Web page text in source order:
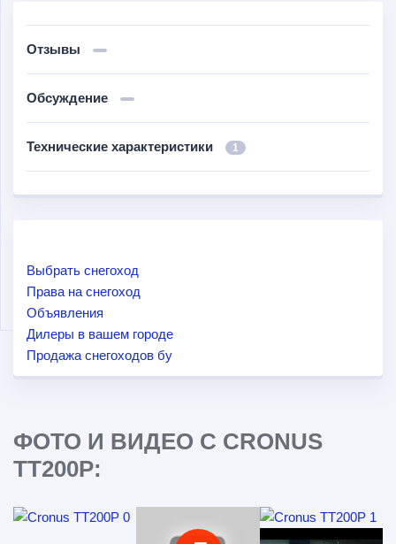
Отзывы
Обсуждение
Технические характеристики 1
Выбрать снегоход
Права на снегоход
Объявления
Дилеры в вашем городе
Продажа снегоходов бу
ФОТО И ВИДЕО С CRONUS
TT200P: